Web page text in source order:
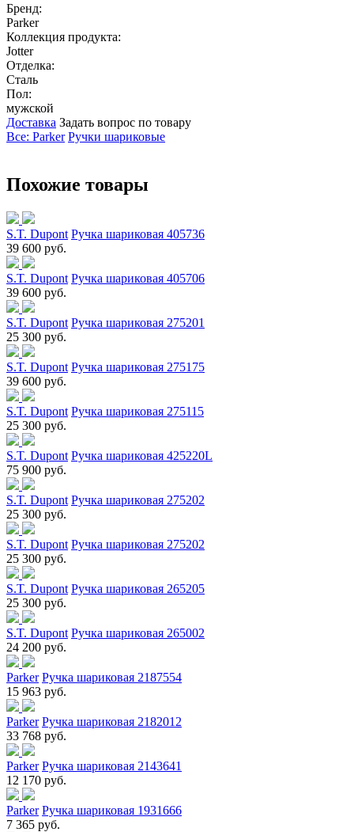
Бренд:
Parker
Коллекция продукта:
Jotter
Отделка:
Сталь
Пол:
мужской
Доставка Задать вопрос по товару
Все: Parker Ручки шариковые
Похожие товары
S.T. Dupont Ручка шариковая 405736
39 600 руб.
S.T. Dupont Ручка шариковая 405706
39 600 руб.
S.T. Dupont Ручка шариковая 275201
25 300 руб.
S.T. Dupont Ручка шариковая 275175
39 600 руб.
S.T. Dupont Ручка шариковая 275115
25 300 руб.
S.T. Dupont Ручка шариковая 425220L
75 900 руб.
S.T. Dupont Ручка шариковая 275202
25 300 руб.
S.T. Dupont Ручка шариковая 275202
25 300 руб.
S.T. Dupont Ручка шариковая 265205
25 300 руб.
S.T. Dupont Ручка шариковая 265002
24 200 руб.
Parker Ручка шариковая 2187554
15 963 руб.
Parker Ручка шариковая 2182012
33 768 руб.
Parker Ручка шариковая 2143641
12 170 руб.
Parker Ручка шариковая 1931666
7 365 руб.